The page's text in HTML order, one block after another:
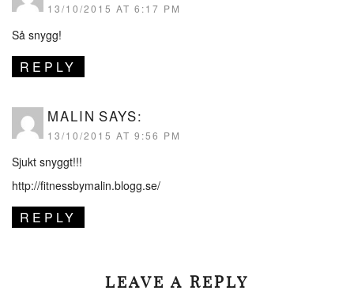
13/10/2015 AT 6:17 PM
Så snygg!
REPLY
MALIN SAYS:
13/10/2015 AT 9:56 PM
Sjukt snyggt!!!
http://fitnessbymalin.blogg.se/
REPLY
LEAVE A REPLY